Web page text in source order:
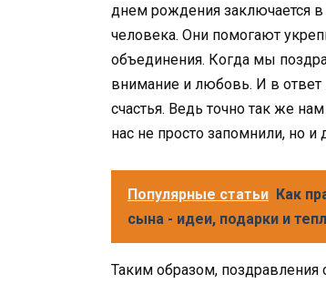
днем рождения заключается
человека. Они помогают
объединения. Когда мы
внимание и любовь. И в ответ
счастья. Ведь точно так же
нас не просто запомнили, но и
Популярные статьи Как
сына - идеи, подарки и
Таким образом,